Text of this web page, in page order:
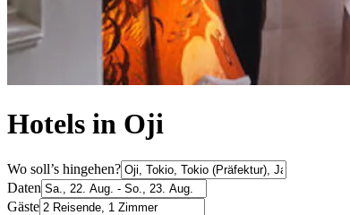
Hotels in Oji
Wo soll’s hingehen?
Daten
Gäste